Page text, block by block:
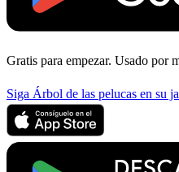
Gratis para empezar. Usado por
Siga Árbol de las pelucas en su